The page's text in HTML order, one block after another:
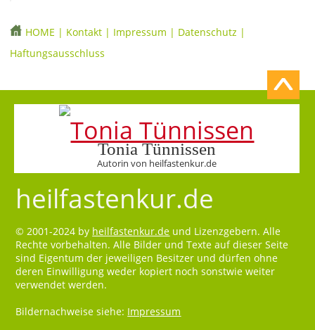
HOME | Kontakt | Impressum | Datenschutz |
Haftungsausschluss
Tonia Tünnissen
Autorin von heilfastenkur.de
heilfastenkur.de
© 2001-2024 by heilfastenkur.de und Lizenzgebern. Alle
Rechte vorbehalten. Alle Bilder und Texte auf dieser Seite
sind Eigentum der jeweiligen Besitzer und dürfen ohne
deren Einwilligung weder kopiert noch sonstwie weiter
verwendet werden.
Bildernachweise siehe: Impressum